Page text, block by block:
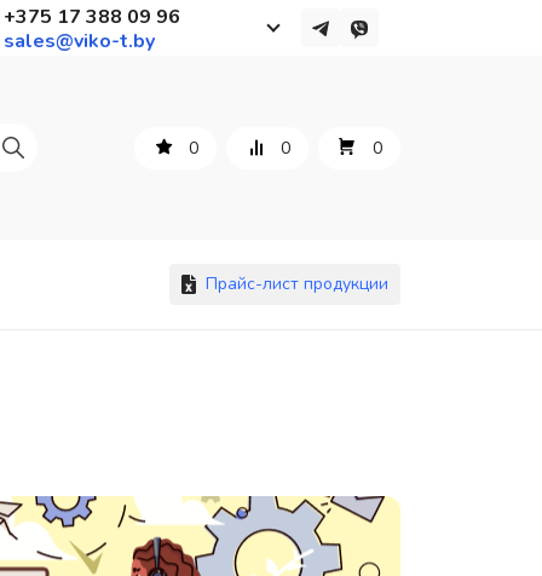
+375 17 388 09 96
sales@viko-t.by
+375 17 388 09 96
Контакты
0 0 0
Прайс-лист продукции